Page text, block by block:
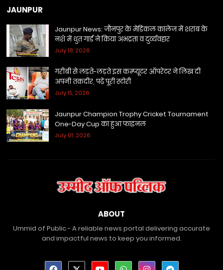
JAUNPUR
Jaunpur News: जौनपुर के मेडिकल कालेज में शराब के
नशे में धुत गार्ड ने किया अभद्रता व दुर्व्यवहार
July 18, 2026
गरीबी से लड़ते-लड़ते इस कम्प्यूटर ऑपरेटर ने लिख दी
अपनी तकदीर, पढ़ें पूरी स्टोरी
July 15, 2026
Jaunpur Champion Trophy Cricket Tournament
One-Day Cup का हुआ फाइनल
July 01, 2026
ABOUT
Ummid of Public - A reliable news portal delivering accurate
and impactful news to keep you informed.